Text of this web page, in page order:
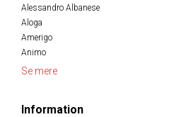
Alessandro Albanese
Aloga
Amerigo
Animo
Se mere
Information